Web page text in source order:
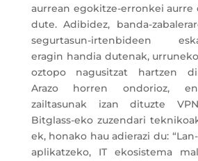
aurrean egokitze-erronkei aurre
dute. Adibidez, banda-
segurtasun-irtenbideen
eragin handia dutenak,
oztopo nagusitzat hartzen
Arazo horren ondorioz,
zailtasunak izan dituzte
Bitglass-eko zuzendari
ek, honako hau adierazi du:
aplikatzeko, IT ekosistema